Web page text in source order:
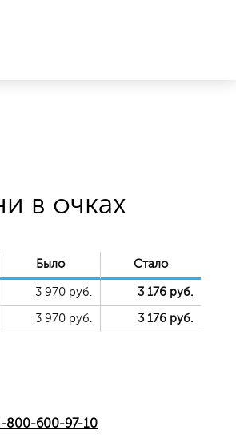
в очках
Было Стало
3 970 руб. 3 176 руб.
3 970 руб. 3 176 руб.
800-600-97-10